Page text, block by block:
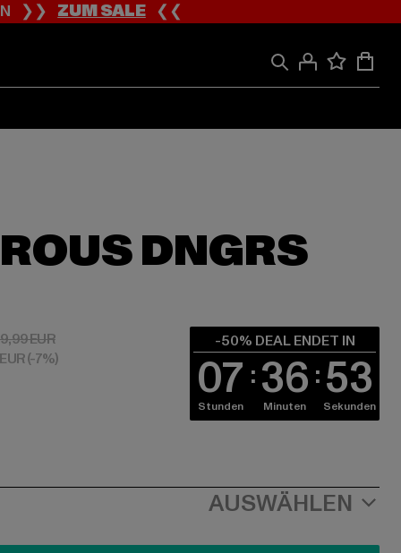
❯❯ZUM SALE❮❮
DNGRS
EUR
EURAktionspreis: 29,99 EUR
(-7%)
-50% DEAL ENDET IN
07
Stunden 36
Minuten 52
Sekunden
AUSWÄHLEN